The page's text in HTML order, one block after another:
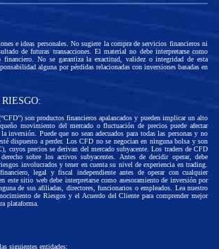
e ideas personales. No sugiere la compra de servicios financieros ni
de futuras transacciones. El material no debe interpretarse como
financiero. No se garantiza la exactitud, validez o integridad de esta
alguna por pérdidas relacionadas con inversiones basadas en
son productos financieros apalancados y pueden implicar un alto
movimiento del mercado o fluctuación de precios puede afectar
inversión. Puede que no sean adecuados para todas las personas y no
dispuesto a perder. Los CFD no se negocian en ninguna bolsa y son
cuyos precios se derivan del mercado subyacente. Los traders de CFD
sobre los activos subyacentes. Antes de decidir operar, debe
involucrados y tener en cuenta su nivel de experiencia en trading.
legal y fiscal independiente antes de operar con cualquier
este sitio web debe interpretarse como asesoramiento de inversión por
de sus afiliadas, directores, funcionarios o empleados. Lea nuestro
de Riesgos y el Acuerdo del Cliente para comprender mejor
plataforma.
siguientes entidades: